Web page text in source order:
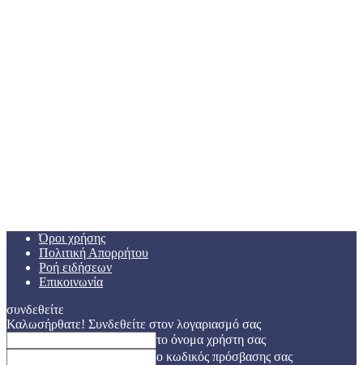
Όροι χρήσης
Πολιτική Απορρήτου
Ροή ειδήσεων
Επικοινωνία
συνδεθείτε
Καλωσήρθατε! Συνδεθείτε στον λογαριασμό σας
το όνομα χρήστη σας
ο κωδικός πρόσβασης σας